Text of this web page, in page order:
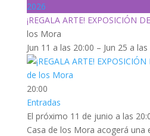
2026
¡REGALA ARTE! EXPOSICIÓN
los Mora
Jun 11 a las 20:00 – Jun 25 a las
20:00
Entradas
El próximo 11 de junio a las
Casa de los Mora acogerá una